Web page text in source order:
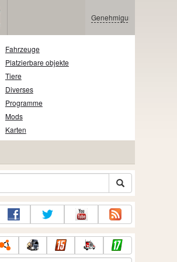
Genehmigung
Fahrzeuge
Platzierbare objekte
Tiere
Diverses
Programme
Mods
Karten